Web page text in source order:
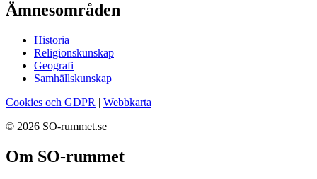
Ämnesområden
Historia
Religionskunskap
Geografi
Samhällskunskap
Cookies och GDPR | Webbkarta
© 2026 SO-rummet.se
Om SO-rummet